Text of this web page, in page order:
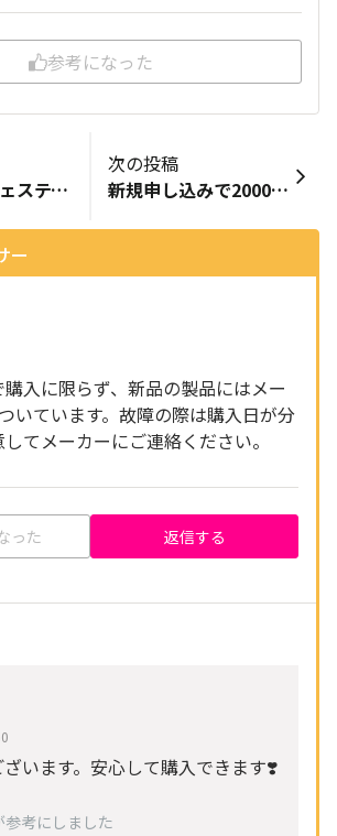
参考になった
楽天マジ得フェスティバルキャンペーンとプランについて
次の投稿
新規申し込みで20000ポイントのキャンペーンについて
ー
入に限らず、新品の製品にはメー
いています。故障の際は購入日が分
てメーカーにご連絡ください。
った 返信する
います。安心して購入できます❣️
参考にしました